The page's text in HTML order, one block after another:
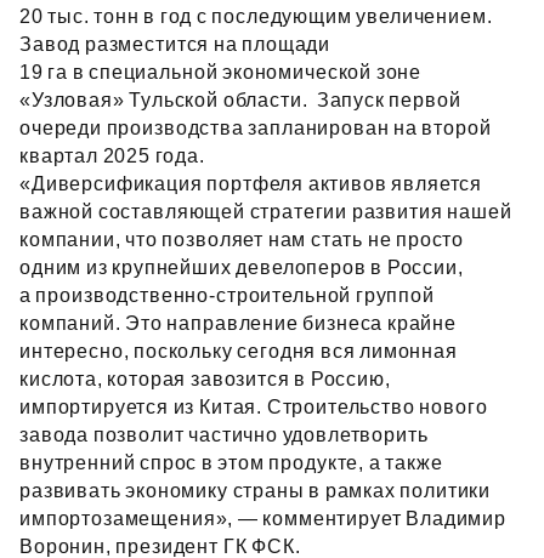
20 тыс. тонн в год с последующим увеличением.
Завод разместится на площади
19 га в специальной экономической зоне
«Узловая» Тульской области. Запуск первой
очереди производства запланирован на второй
квартал 2025 года.
«Диверсификация портфеля активов является
важной составляющей стратегии развития нашей
компании, что позволяет нам стать не просто
одним из крупнейших девелоперов в России,
а производственно‑строительной группой
компаний. Это направление бизнеса крайне
интересно, поскольку сегодня вся лимонная
кислота, которая завозится в Россию,
импортируется из Китая. Строительство нового
завода позволит частично удовлетворить
внутренний спрос в этом продукте, а также
развивать экономику страны в рамках политики
импортозамещения», — комментирует Владимир
Воронин, президент ГК ФСК.